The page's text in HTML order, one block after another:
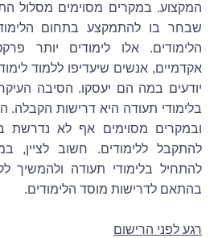
המקצוע. במקרים מסוימים מסלול
שבחר בו להתמקצע בתחום
הלימודים. אלו לימודים יותר
אקדמיים, אנשים שיעדיפו ללמוד
יודעים במה הם יעסקו. הסיבה
בלימודי תעודה היא דרישות הקבלה.
ובמקרים מסוימים אף לא נדרשת
להתקבל ללימודים.
חשוב לציין,
להתחיל בלימודי תעודה ולהמשיך
בהתאם לדרישות מוסד הלימודים.
רגע לפני הרישום